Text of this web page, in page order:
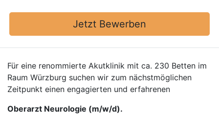
Jetzt Bewerben
Für eine renommierte Akutklinik mit ca. 230 Betten im
Raum Würzburg suchen wir zum nächstmöglichen
Zeitpunkt einen engagierten und erfahrenen
Oberarzt Neurologie (m/w/d).